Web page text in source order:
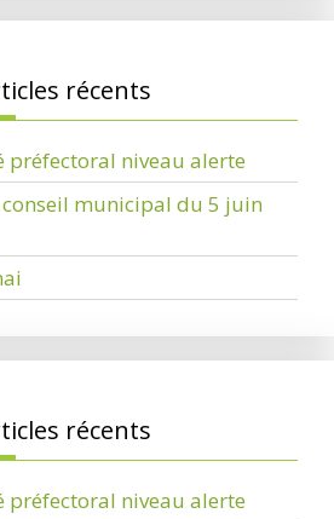
récents
préfectoral niveau alerte
municipal du 5 juin
récents
préfectoral niveau alerte